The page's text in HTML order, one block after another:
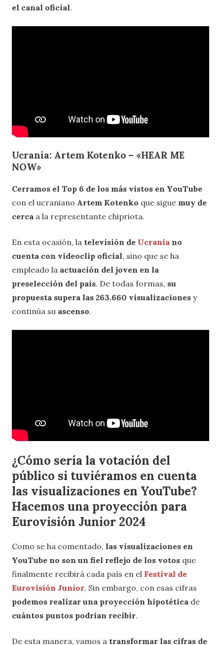
el canal oficial.
Ucrania: Artem Kotenko – «HEAR ME
NOW»
Cerramos el Top 6 de los más vistos en YouTube
con el ucraniano Artem Kotenko que sigue muy de
cerca a la representante chipriota.
En esta ocasión, la televisión de Ucrania no
cuenta con videoclip oficial, sino que se ha
empleado la actuación del joven en la
preselección del país. De todas formas, su
propuesta supera las 263.660 visualizaciones y
continúa su ascenso.
¿Cómo sería la votación del
público si tuviéramos en cuenta
las visualizaciones en YouTube?
Hacemos una proyección para
Eurovisión Junior 2024
Como se ha comentado, las visualizaciones en
YouTube no son un fiel reflejo de los votos que
finalmente recibirá cada país en el Festival de
Eurovisión Junior. Sin embargo, con esas cifras
podemos realizar una proyección hipotética de
cuántos puntos podrían recibir.
De esta manera, vamos a transformar las cifras de